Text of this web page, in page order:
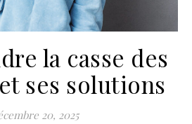
la casse des
ses solutions
20, 2025